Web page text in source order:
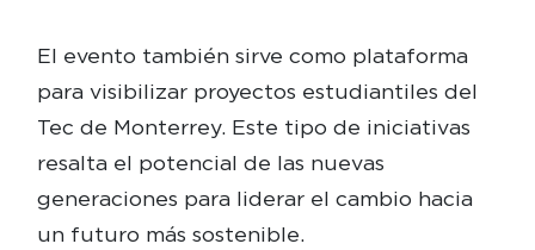
El evento también sirve como plataforma
para visibilizar proyectos estudiantiles del
Tec de Monterrey. Este tipo de iniciativas
resalta el potencial de las nuevas
generaciones para liderar el cambio hacia
un futuro más sostenible.